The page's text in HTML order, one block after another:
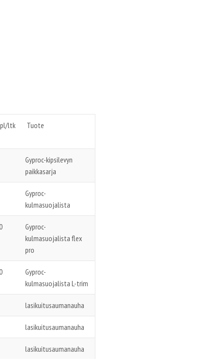
ltk Tuote
Gyproc-kipsilevyn
paikkasarja
Gyproc-
kulmasuojalista
Gyproc-
kulmasuojalista flex
pro
Gyproc-
kulmasuojalista L-trim
lasikuitusaumanauha
lasikuitusaumanauha
lasikuitusaumanauha